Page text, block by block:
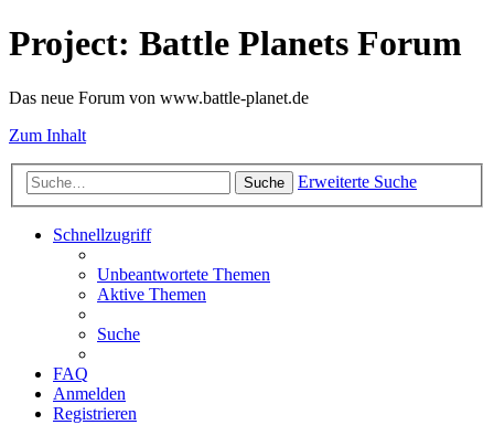
Project: Battle Planets Forum
Das neue Forum von www.battle-planet.de
Zum Inhalt
Suche Erweiterte Suche
Schnellzugriff
Unbeantwortete Themen
Aktive Themen
Suche
FAQ
Anmelden
Registrieren